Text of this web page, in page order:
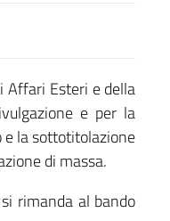
Affari Esteri e della
e per la
e la sottotitolazione
di massa.
rimanda al bando